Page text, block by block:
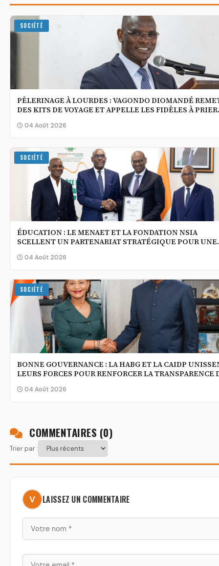
SOCIÉTÉ
PÈLERINAGE À LOURDES : VAGONDO DIOMANDÉ
DES KITS DE VOYAGE ET APPELLE LES FIDÈLES À PRIER
04 Août 2026
SOCIÉTÉ
ÉDUCATION : LE MENAET ET LA FONDATION NSIA
SCELLENT UN PARTENARIAT STRATÉGIQUE POUR UNE
04 Août 2026
SOCIÉTÉ
BONNE GOUVERNANCE : LA HABG ET LA CAIDP
LEURS FORCES POUR RENFORCER LA TRANSPARENCE
04 Août 2026
COMMENTAIRES (0)
Trier par :
LAISSEZ UN COMMENTAIRE